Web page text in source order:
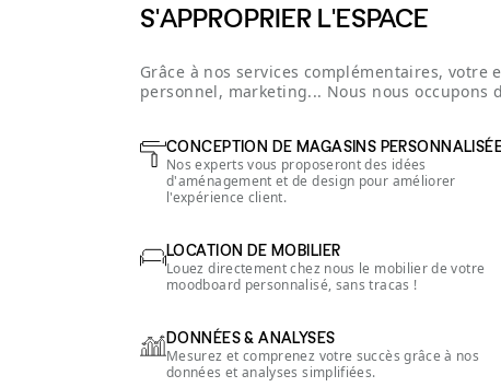
S'APPROPRIER L'ESPACE
Grâce à nos services complémentaires,
personnel, marketing... Nous nous occupons
CONCEPTION DE MAGASINS
Nos experts vous proposeront des idées
d'aménagement et de design pour améliorer
l'expérience client.
LOCATION DE MOBILIER
Louez directement chez nous le mobilier de votre
moodboard personnalisé, sans tracas !
DONNÉES & ANALYSES
Mesurez et comprenez votre succès grâce à nos
données et analyses simplifiées.